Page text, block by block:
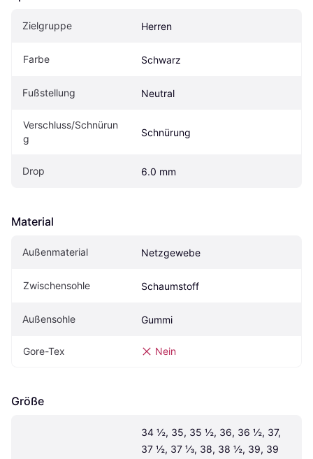
Zielgruppe Herren
Farbe Schwarz
Fußstellung Neutral
Verschluss/Schnürun
g
Schnürung
Drop 6.0 mm
Material
Außenmaterial Netzgewebe
Zwischensohle Schaumstoff
Außensohle Gummi
Gore-Tex Nein
Größe
34 ½, 35, 35 ½, 36, 36 ½, 37,
37 ½, 37 ⅓, 38, 38 ½, 39, 39